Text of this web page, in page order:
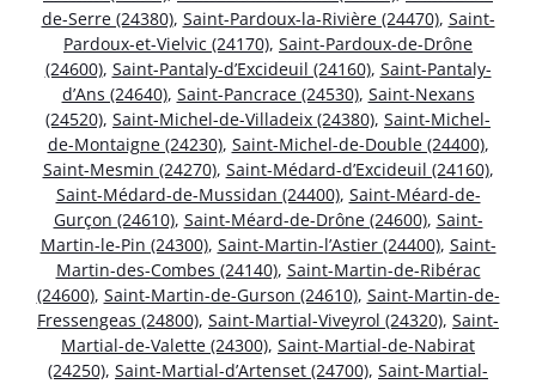
de-Serre (24380), Saint-Pardoux-la-Rivière (24470), Saint-
Pardoux-et-Vielvic (24170), Saint-Pardoux-de-Drône
(24600), Saint-Pantaly-d’Excideuil (24160), Saint-Pantaly-
d’Ans (24640), Saint-Pancrace (24530), Saint-Nexans
(24520), Saint-Michel-de-Villadeix (24380), Saint-Michel-
de-Montaigne (24230), Saint-Michel-de-Double (24400),
Saint-Mesmin (24270), Saint-Médard-d’Excideuil (24160),
Saint-Médard-de-Mussidan (24400), Saint-Méard-de-
Gurçon (24610), Saint-Méard-de-Drône (24600), Saint-
Martin-le-Pin (24300), Saint-Martin-l’Astier (24400), Saint-
Martin-des-Combes (24140), Saint-Martin-de-Ribérac
(24600), Saint-Martin-de-Gurson (24610), Saint-Martin-de-
Fressengeas (24800), Saint-Martial-Viveyrol (24320), Saint-
Martial-de-Valette (24300), Saint-Martial-de-Nabirat
(24250), Saint-Martial-d’Artenset (24700), Saint-Martial-